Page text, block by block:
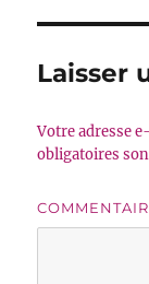
Laisser
Votre adresse
obligatoires